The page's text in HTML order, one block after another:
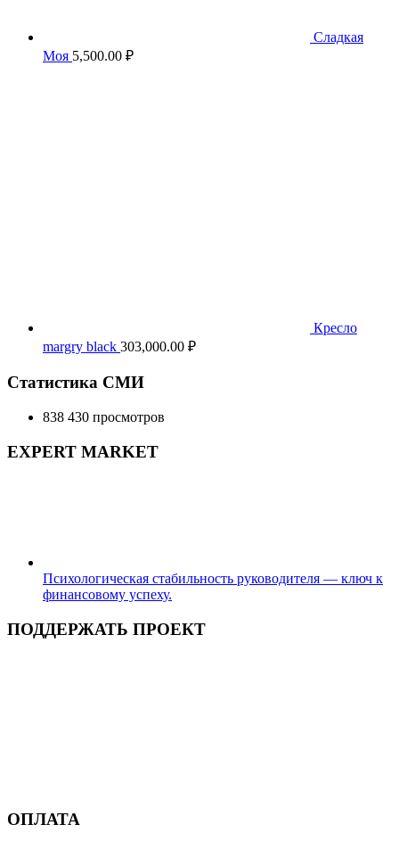
Сладкая
Моя 5,500.00 ₽
Кресло
margry black 303,000.00 ₽
Статистика СМИ
838 430 просмотров
EXPERT MARKET
Психологическая стабильность руководителя — ключ к
финансовому успеху.
ПОДДЕРЖАТЬ ПРОЕКТ
ОПЛАТА